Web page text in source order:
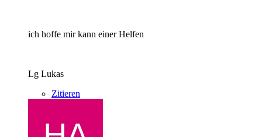
ich hoffe mir kann einer Helfen
Lg Lukas
Zitieren